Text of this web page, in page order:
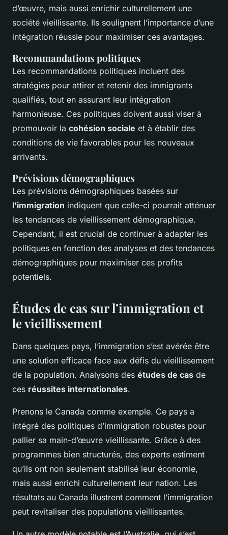
d’œuvre, mais aussi enrichir culturellement une
société vieillissante. Ils soulignent l’importance d’une
intégration réussie pour maximiser ces avantages.
Recommandations politiques
Les recommandations politiques incluent des
stratégies pour attirer et retenir des immigrants
qualifiés, tout en assurant leur intégration
harmonieuse. Ces politiques doivent aussi viser à
promouvoir la cohésion sociale et à établir des
conditions de vie favorables pour les nouveaux
arrivants.
Prévisions démographiques
Les prévisions démographiques basées sur
l’immigration indiquent que celle-ci pourrait atténuer
les tendances de vieillissement démographique.
Cependant, il est crucial de continuer à adapter les
politiques en fonction des analyses et des tendances
démographiques pour maximiser ces profits
potentiels.
Études de cas sur l’immigration et
le vieillissement
Dans quelques pays, l’immigration s’est avérée être
une solution efficace face aux défis du vieillissement
de la population. Analysons des études de cas de
ces réussites internationales.
Prenons le Canada comme exemple. Ce pays a
intégré des politiques d’immigration robustes pour
pallier sa main-d’œuvre vieillissante. Grâce à des
programmes bien structurés, des experts estiment
qu’ils ont non seulement stabilisé leur économie,
mais aussi enrichi culturellement leur nation. Les
résultats au Canada illustrent comment l’immigration
peut revitaliser des populations vieillissantes.